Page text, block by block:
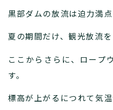
黒部ダムの放流は迫力満点
夏の期間だけ、観光放流を
ここからさらに、ロープ
す。
標高が上がるにつれて気温